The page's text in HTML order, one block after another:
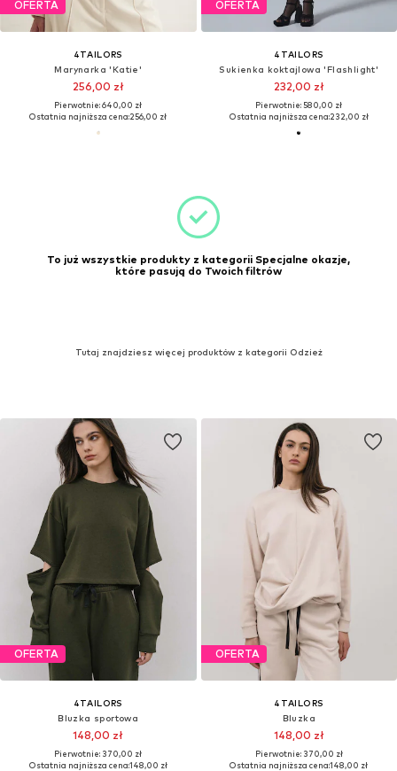
OFERTA
4TAILORS
Marynarka 'Katie'
256,00 zł
Pierwotnie: 640,00 zł
Ostatnia najniższa cena:256,00 zł
OFERTA
4TAILORS
Sukienka koktajlowa 'Flashlight'
232,00 zł
Pierwotnie: 580,00 zł
Ostatnia najniższa cena:232,00 zł
To już wszystkie produkty z kategorii Specjalne okazje,
które pasują do Twoich filtrów
Tutaj znajdziesz więcej produktów z kategorii Odzież
OFERTA
4TAILORS
Bluzka sportowa
148,00 zł
Pierwotnie: 370,00 zł
Ostatnia najniższa cena:148,00 zł
OFERTA
4TAILORS
Bluzka
148,00 zł
Pierwotnie: 370,00 zł
Ostatnia najniższa cena:148,00 zł